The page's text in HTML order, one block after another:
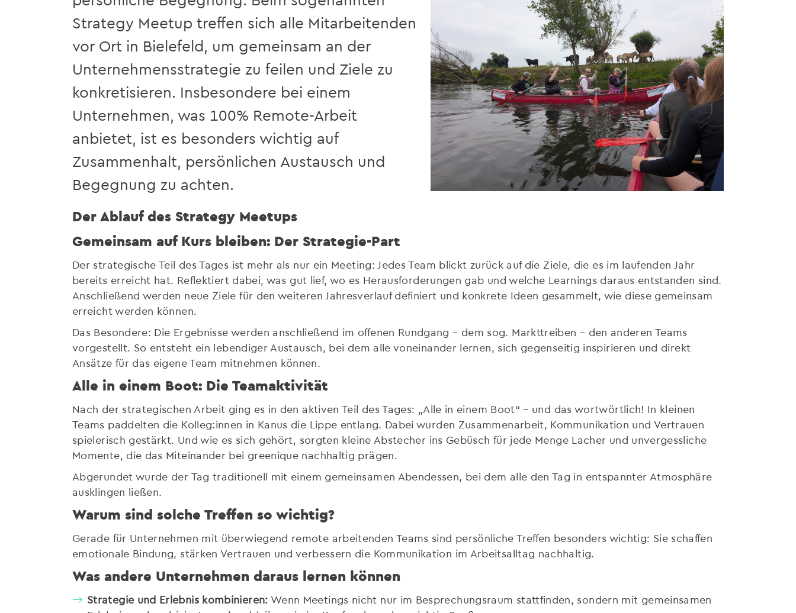
Strategy Meetup treffen sich alle Mitarbeitenden
vor Ort in Bielefeld, um gemeinsam an der
Unternehmensstrategie zu feilen und Ziele zu
konkretisieren. Insbesondere bei einem
Unternehmen, was 100% Remote-Arbeit
anbietet, ist es besonders wichtig auf
Zusammenhalt, persönlichen Austausch und
Begegnung zu achten.
Der Ablauf des Strategy Meetups
Gemeinsam auf Kurs bleiben: Der Strategie-Part
Der strategische Teil des Tages ist mehr als nur ein Meeting: Jedes Team blickt zurück auf die Ziele, die es im laufenden Jahr
bereits erreicht hat. Reflektiert dabei, was gut lief, wo es Herausforderungen gab und welche Learnings daraus entstanden sind.
Anschließend werden neue Ziele für den weiteren Jahresverlauf definiert und konkrete Ideen gesammelt, wie diese gemeinsam
erreicht werden können.
Das Besondere: Die Ergebnisse werden anschließend im offenen Rundgang – dem sog. Markttreiben – den anderen Teams
vorgestellt. So entsteht ein lebendiger Austausch, bei dem alle voneinander lernen, sich gegenseitig inspirieren und direkt
Ansätze für das eigene Team mitnehmen können.
Alle in einem Boot: Die Teamaktivität
Nach der strategischen Arbeit ging es in den aktiven Teil des Tages: „Alle in einem Boot“ – und das wortwörtlich! In kleinen
Teams paddelten die Kolleg:innen in Kanus die Lippe entlang. Dabei wurden Zusammenarbeit, Kommunikation und Vertrauen
spielerisch gestärkt. Und wie es sich gehört, sorgten kleine Abstecher ins Gebüsch für jede Menge Lacher und unvergessliche
Momente, die das Miteinander bei greenique nachhaltig prägen.
Abgerundet wurde der Tag traditionell mit einem gemeinsamen Abendessen, bei dem alle den Tag in entspannter Atmosphäre
ausklingen ließen.
Warum sind solche Treffen so wichtig?
Gerade für Unternehmen mit überwiegend remote arbeitenden Teams sind persönliche Treffen besonders wichtig: Sie schaffen
emotionale Bindung, stärken Vertrauen und verbessern die Kommunikation im Arbeitsalltag nachhaltig.
Was andere Unternehmen daraus lernen können
Strategie und Erlebnis kombinieren: Wenn Meetings nicht nur im Besprechungsraum stattfinden, sondern mit gemeinsamen